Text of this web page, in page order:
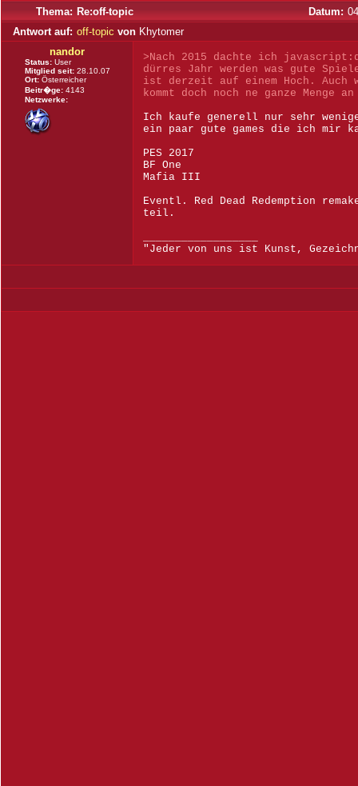
Thema: Re:off-topic Datum:
Antwort auf: off-topic von Khytomer
nandor
Status: User
Mitglied seit: 28.10.07
Ort: Österreicher
Beitr�ge: 4143
Netzwerke:
>Nach 2015 dachte ich
dürres Jahr werden was gute
ist derzeit auf einem Hoch.
kommt doch noch ne ganze Menge
Ich kaufe generell nur sehr
ein paar gute games die ich mir
PES 2017
BF One
Mafia III
Eventl. Red Dead Redemption
teil.
"Jeder von uns ist Kunst,